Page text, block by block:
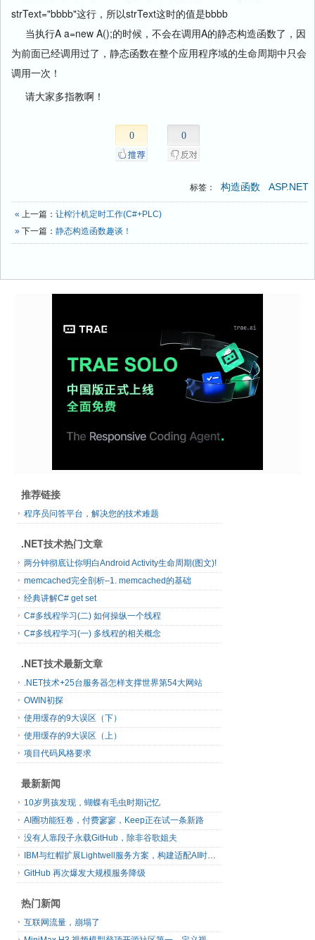
strText="bbbb"这行，所以strText这时的值是bbbb
当执行A a=new A();的时候，不会在调用A的静态构造函数了，因
为前面已经调用过了，静态函数在整个应用程序域的生命周期中只会
调用一次！
请大家多指教啊！
0 0
标签： 构造函数 ASP.NET
« 上一篇： 让榨汁机定时工作(C#+PLC)
» 下一篇： 静态构造函数趣谈！
推荐链接
程序员问答平台，解决您的技术难题
.NET技术热门文章
两分钟彻底让你明白Android Activity生命周期(图文)!
memcached完全剖析–1. memcached的基础
经典讲解C# get set
C#多线程学习(二) 如何操纵一个线程
C#多线程学习(一) 多线程的相关概念
.NET技术最新文章
.NET技术+25台服务器怎样支撑世界第54大网站
OWIN初探
使用缓存的9大误区（下）
使用缓存的9大误区（上）
项目代码风格要求
最新新闻
10岁男孩发现，蝴蝶有毛虫时期记忆
AI圈功能狂卷，付费寥寥，Keep正在试一条新路
没有人靠段子永载GitHub，除非谷歌姐夫
IBM与红帽扩展Lightwell服务方案，构建适配AI时代开源生态的可信基础设施
GitHub 再次爆发大规模服务降级
热门新闻
互联网流量，崩塌了